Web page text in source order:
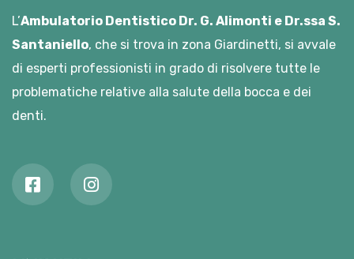
L’Ambulatorio Dentistico Dr. G. Alimonti e Dr.ssa S.
Santaniello, che si trova in zona Giardinetti, si avvale
di esperti professionisti in grado di risolvere tutte le
problematiche relative alla salute della bocca e dei
denti.